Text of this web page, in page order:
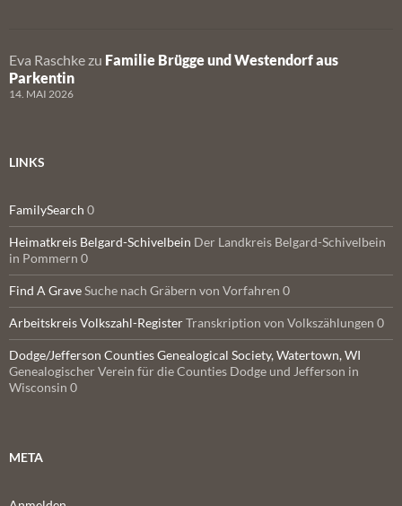
Eva Raschke zu Familie Brügge und Westendorf aus
Parkentin
14. MAI 2026
LINKS
FamilySearch 0
Heimatkreis Belgard-Schivelbein Der Landkreis Belgard-Schivelbein
in Pommern 0
Find A GraveSuche nach Gräbern von Vorfahren 0
Arbeitskreis Volkszahl-RegisterTranskription von Volkszählungen 0
Dodge/Jefferson Counties Genealogical Society, Watertown, WI
Genealogischer Verein für die Counties Dodge und Jefferson in
Wisconsin 0
META